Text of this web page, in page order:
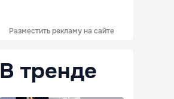
Разместить рекламу на сайте
В тренде